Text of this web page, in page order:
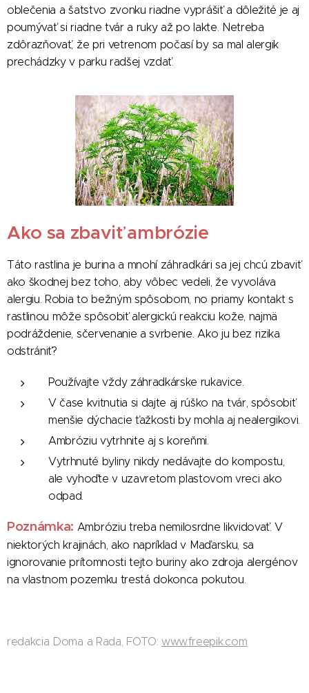
oblečenia a šatstvo zvonku riadne vyprášiť a dôležité je aj
poumývať si riadne tvár a ruky až po lakte. Netreba
zdôrazňovať, že pri vetrenom počasí by sa mal alergik
prechádzky v parku radšej vzdať.
Ako sa zbaviť ambrózie
Táto rastlina je burina a mnohí záhradkári sa jej chcú zbaviť
ako škodnej bez toho, aby vôbec vedeli, že vyvoláva
alergiu. Robia to bežným spôsobom, no priamy kontakt s
rastlinou môže spôsobiť alergickú reakciu kože, najmä
podráždenie, sčervenanie a svrbenie. Ako ju bez rizika
odstrániť?
Používajte vždy záhradkárske rukavice.
V čase kvitnutia si dajte aj rúško na tvár, spôsobiť
menšie dýchacie ťažkosti by mohla aj nealergikovi.
Ambróziu vytrhnite aj s koreňmi.
Vytrhnuté byliny nikdy nedávajte do kompostu,
ale vyhoďte v uzavretom plastovom vreci ako
odpad.
Poznámka: Ambróziu treba nemilosrdne likvidovať. V
niektorých krajinách, ako napríklad v Maďarsku, sa
ignorovanie prítomnosti tejto buriny ako zdroja alergénov
na vlastnom pozemku trestá dokonca pokutou.
redakcia Doma a Rada, FOTO:www.freepik.com